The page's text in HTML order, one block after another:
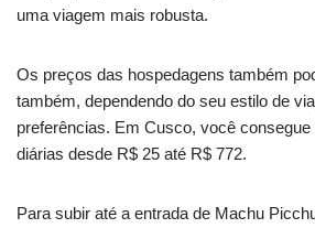
uma viagem mais robusta.
Os preços das hospedagens também
também, dependendo do seu estilo de
preferências. Em Cusco, você
diárias desde R$ 25 até R$ 772.
Para subir até a entrada de Machu